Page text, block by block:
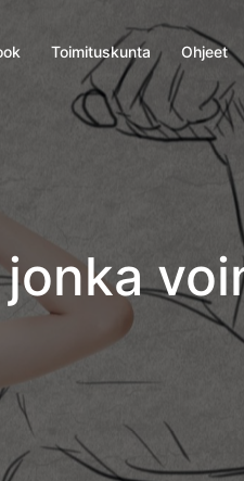
Toimituskunta Ohjeet